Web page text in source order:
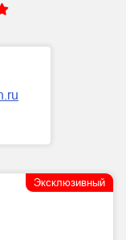
Эксклюзивный